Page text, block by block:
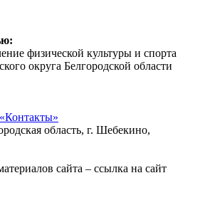
физической культуры и спорта
округа Белгородской области
область, г. Шебекино,
сайта – ссылка на сайт